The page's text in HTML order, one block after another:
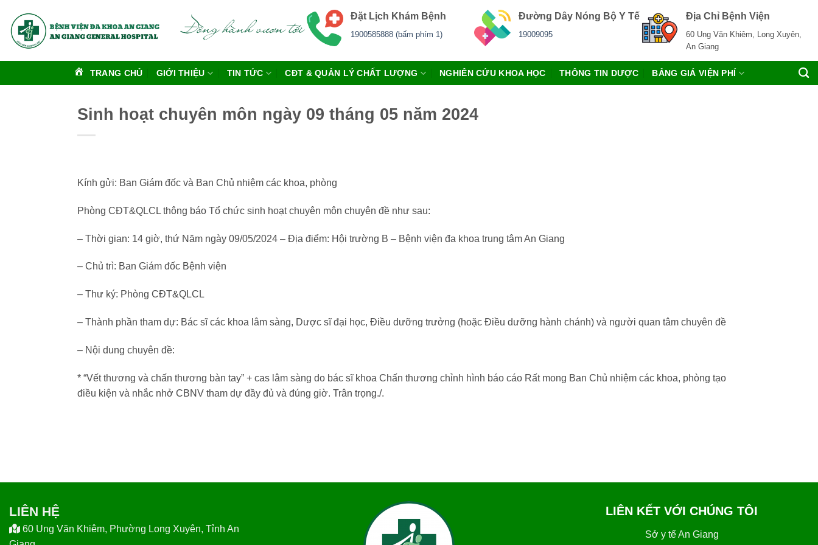
qua
nội
Đặt Lịch Khám Bệnh
1900585888 (bấm phím 1)
Đường Dây Nóng Bộ Y Tế
19009095
Địa Chỉ Bệnh Viện
60 Ung Văn Khiêm, Long Xuyên,
An Giang
TRANG CHỦ GIỚI THIỆU TIN TỨC CĐT & QUẢN LÝ CHẤT LƯỢNG NGHIÊN CỨU KHOA HỌC THÔNG TIN DƯỢC BẢNG GIÁ VIỆN PHÍ
Sinh hoạt chuyên môn ngày 09 tháng 05 năm 2024
Kính gửi: Ban Giám đốc và Ban Chủ nhiệm các khoa, phòng
Phòng CĐT&QLCL thông báo Tổ chức sinh hoạt chuyên môn chuyên đề như sau:
– Thời gian: 14 giờ, thứ Năm ngày 09/05/2024 – Địa điểm: Hội trường B – Bệnh viện đa khoa trung tâm An Giang
– Chủ trì: Ban Giám đốc Bệnh viện
– Thư ký: Phòng CĐT&QLCL
– Thành phần tham dự: Bác sĩ các khoa lâm sàng, Dược sĩ đại học, Điều dưỡng trưởng (hoặc Điều dưỡng hành chánh) và người quan tâm chuyên đề
– Nội dung chuyên đề:
* “Vết thương và chấn thương bàn tay” + cas lâm sàng do bác sĩ khoa Chấn thương chỉnh hình báo cáo Rất mong Ban Chủ nhiệm các khoa, phòng tạo
điều kiện và nhắc nhở CBNV tham dự đầy đủ và đúng giờ. Trân trọng./.
LIÊN HỆ
60 Ung Văn Khiêm, Phường Long Xuyên, Tỉnh An
LIÊN KẾT VỚI CHÚNG TÔI
Sở y tế An Giang